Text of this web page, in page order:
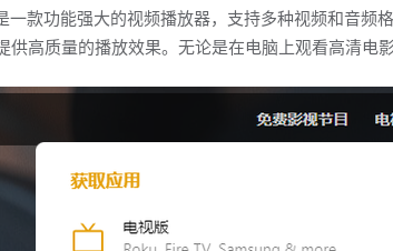
一款功能强大的视频播放器，支持多种视频和音频
供高质量的播放效果。无论是在电脑上观看高清电